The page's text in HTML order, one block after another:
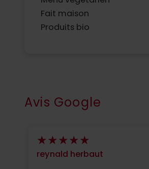
Fait maison
Produits bio
Avis Google
reynald herbaut